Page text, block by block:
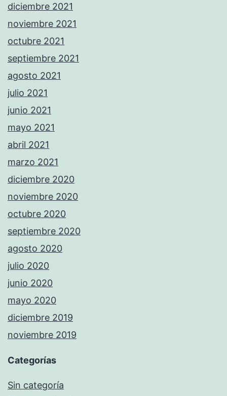
diciembre 2021
noviembre 2021
octubre 2021
septiembre 2021
agosto 2021
julio 2021
junio 2021
mayo 2021
abril 2021
marzo 2021
diciembre 2020
noviembre 2020
octubre 2020
septiembre 2020
agosto 2020
julio 2020
junio 2020
mayo 2020
diciembre 2019
noviembre 2019
Categorías
Sin categoría